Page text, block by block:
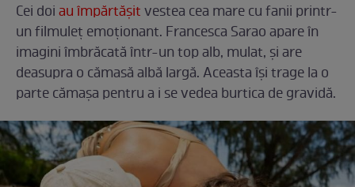
Cei doiau împărtășitvestea cea mare cu fanii printr-
un filmuleț emoționant. Francesca Sarao apare în
imagini îmbrăcată într-un top alb, mulat, și are
deasupra o cămasă albă largă. Aceasta își trage la o
parte cămașa pentru a i se vedea burtica de gravidă.